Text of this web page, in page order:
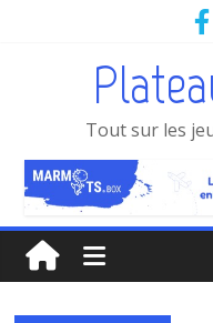
Tout sur les